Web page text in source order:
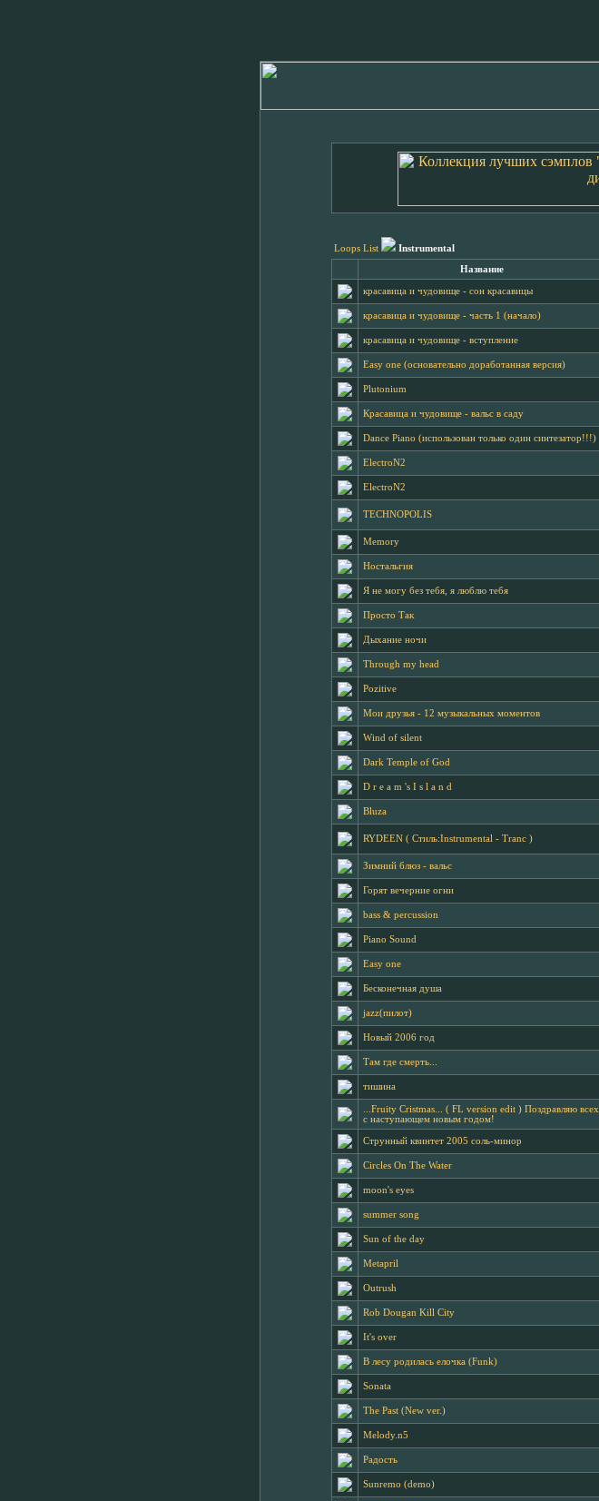
Loops List Instrumental
Название
красавица и чудовище - сон красавицы
красавица и чудовище - часть 1 (начало)
красавица и чудовище - вступление
Easy one (основательно доработанная версия)
Plutonium
Красавица и чудовище - вальс в саду
Dance Piano (использован только один синтезатор!!!)
ElectroN2
ElectroN2
TECHNOPOLIS
Memory
Ностальгия
Я не могу без тебя, я люблю тебя
Просто Так
Дыхание ночи
Through my head
Pozitive
Мои друзья - 12 музыкальных моментов
Wind of silent
Dark Temple of God
D r e a m 's I s l a n d
Bluza
RYDEEN ( Стиль:Instrumental - Tranc )
Зимний блюз - вальс
Горят вечерние огни
bass & percussion
Piano Sound
Easy one
Бесконечная душа
jazz(пилот)
Новый 2006 год
Там где смерть...
тишина
...Fruity Cristmas... ( FL version edit ) Поздравляю всех
с наступающем новым годом!
Струнный квинтет 2005 соль-минор
Circles On The Water
moon's eyes
summer song
Sun of the day
Metapril
Outrush
Rob Dougan Kill City
It's over
В лесу родилась елочка (Funk)
Sonata
The Past (New ver.)
Melody.n5
Радость
Sunremo (demo)